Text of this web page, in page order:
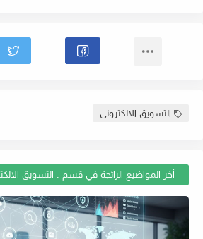
التسويق الالكترونى
أخر المواضيع الرائجة في قسم : التسويق